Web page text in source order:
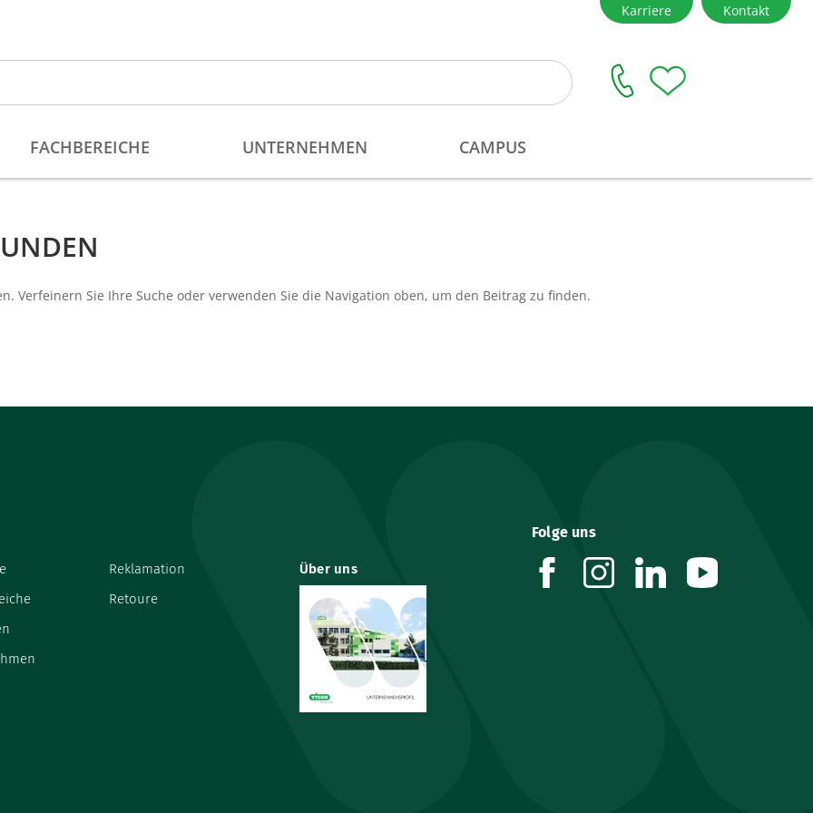
Verfeinern Sie Ihre Suche oder verwenden Sie die Navigation oben, um den Beitrag zu finden.
Reklamation
Retoure
Über uns
Folge uns